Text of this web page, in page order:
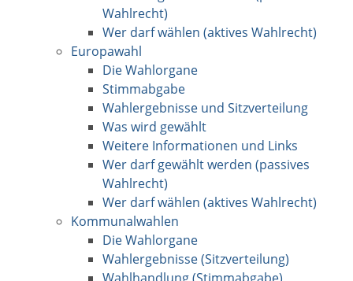
Wahlrecht)
Wer darf wählen (aktives Wahlrecht)
Europawahl
Die Wahlorgane
Stimmabgabe
Wahlergebnisse und Sitzverteilung
Was wird gewählt
Weitere Informationen und Links
Wer darf gewählt werden (passives
Wahlrecht)
Wer darf wählen (aktives Wahlrecht)
Kommunalwahlen
Die Wahlorgane
Wahlergebnisse (Sitzverteilung)